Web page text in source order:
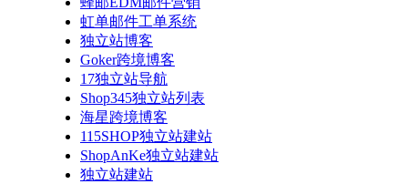
虹单邮件工单系统
独立站博客
Goker跨境博客
17独立站导航
Shop345独立站列表
海星跨境博客
115SHOP独立站建站
ShopAnKe独立站建站
独立站建站